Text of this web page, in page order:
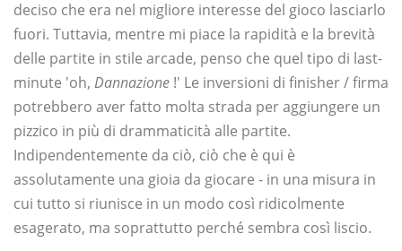
deciso che era nel migliore interesse del gioco lasciarlo
fuori. Tuttavia, mentre mi piace la rapidità e la brevità
delle partite in stile arcade, penso che quel tipo di last-
minute 'oh, Dannazione !' Le inversioni di finisher / firma
potrebbero aver fatto molta strada per aggiungere un
pizzico in più di drammaticità alle partite.
Indipendentemente da ciò, ciò che è qui è
assolutamente una gioia da giocare - in una misura in
cui tutto si riunisce in un modo così ridicolmente
esagerato, ma soprattutto perché sembra così liscio.